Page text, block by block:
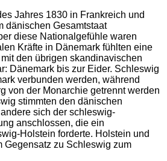
Jahres 1830 in Frankreich und
dänischen Gesamtstaat
diese Nationalgefühle waren
Kräfte in Dänemark fühlten eine
den übrigen skandinavischen
Dänemark bis zur Eider. Schleswig
verbunden werden, während
von der Monarchie getrennt werden
stimmten den dänischen
sich der schleswig-
anschlossen, die ein
Holstein forderte. Holstein und
Gegensatz zu Schleswig zum